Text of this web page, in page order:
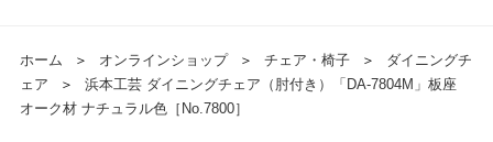
ホーム ＞ オンラインショップ ＞ チェア・椅子 ＞
ダイニングチ
ェア
＞
浜本工芸 ダイニングチェア（肘付き）「DA-7804M」板座
オーク材 ナチュラル色［No.7800］